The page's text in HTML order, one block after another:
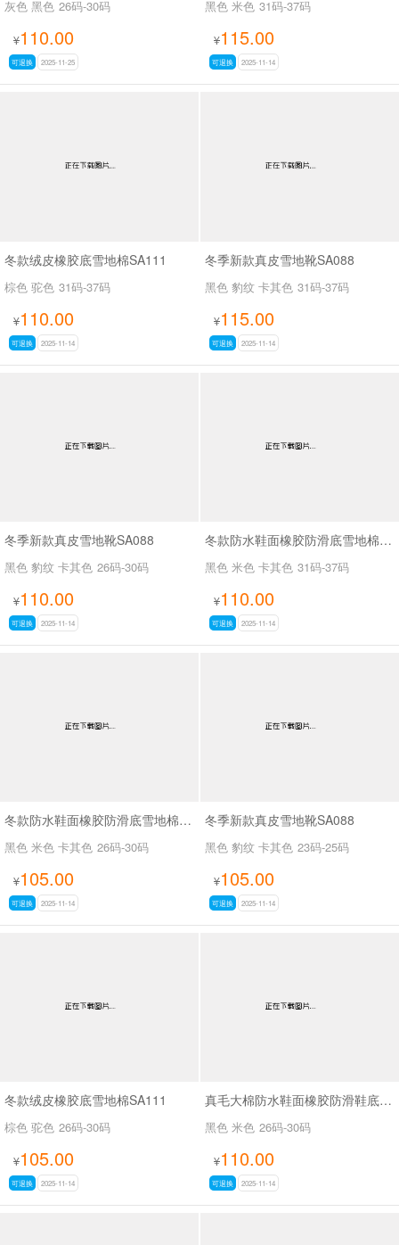
灰色 黑色 26码-30码
¥110.00
可退换 2025-11-25
黑色 米色 31码-37码
¥115.00
可退换 2025-11-14
冬款绒皮橡胶底雪地棉SA111
棕色 驼色 31码-37码
¥110.00
可退换 2025-11-14
冬季新款真皮雪地靴SA088
黑色 豹纹 卡其色 31码-37码
¥115.00
可退换 2025-11-14
冬季新款真皮雪地靴SA088
黑色 豹纹 卡其色 26码-30码
¥110.00
可退换 2025-11-14
冬款防水鞋面橡胶防滑底雪地棉SA111
黑色 米色 卡其色 31码-37码
¥110.00
可退换 2025-11-14
冬款防水鞋面橡胶防滑底雪地棉SA111
黑色 米色 卡其色 26码-30码
¥105.00
可退换 2025-11-14
冬季新款真皮雪地靴SA088
黑色 豹纹 卡其色 23码-25码
¥105.00
可退换 2025-11-14
冬款绒皮橡胶底雪地棉SA111
棕色 驼色 26码-30码
¥105.00
可退换 2025-11-14
真毛大棉防水鞋面橡胶防滑鞋底马丁靴SA111
黑色 米色 26码-30码
¥110.00
可退换 2025-11-14